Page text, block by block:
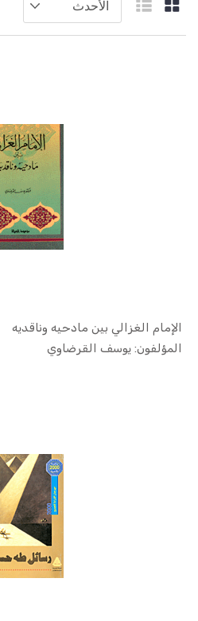
الإمام الغزالي بين مادحيه وناقديه
المؤلفون: يوسف القرضاوي
In الدين ا...